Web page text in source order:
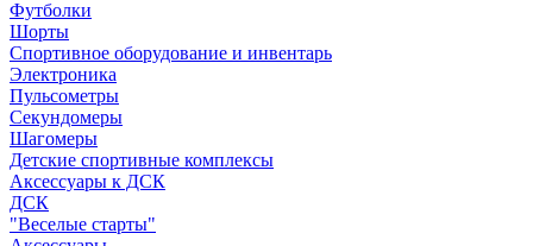
Футболки
Шорты
Спортивное оборудование и инвентарь
Электроника
Пульсометры
Секундомеры
Шагомеры
Детские спортивные комплексы
Аксессуары к ДСК
ДСК
"Веселые старты"